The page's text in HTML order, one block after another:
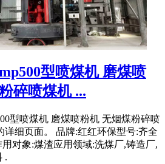
型喷煤机 磨煤喷
碎喷煤机 ...
型喷煤机 磨煤喷粉机 无烟煤粉碎喷
详细页面。 品牌:红红环保型号:齐全
对象:煤渣应用领域:洗煤厂,铸造厂,
.